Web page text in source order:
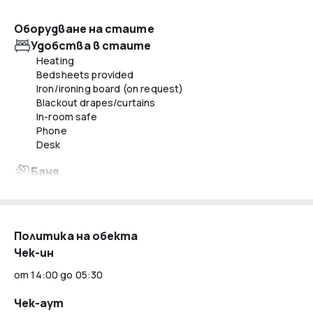
24-hour front desk
Почистване
Self parking (surcharge)
Оборудване на стаите
Удобства в стаите
Heating
Bedsheets provided
Iron/ironing board (on request)
Blackout drapes/curtains
In-room safe
Phone
Desk
Баня
Free toiletries
Hair dryer
Комуникационни средства/Техника
LED TV
Digital TV service
Политика на обекта
Чек-ин
от 14:00 до 05:30
Чек-аут